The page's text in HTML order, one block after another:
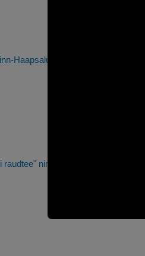
Haapsalu liinil?
nimetust?